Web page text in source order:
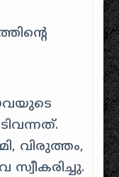
വിരുത്തം,